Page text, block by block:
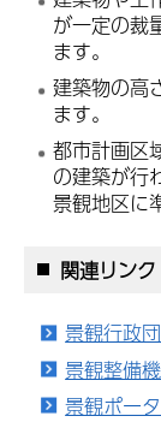
が一定の裁
ます。
建築物の高
ます。
都市計画区
の建築が行
景観地区に
関連リンク
景観行政
景観整備
景観ポー